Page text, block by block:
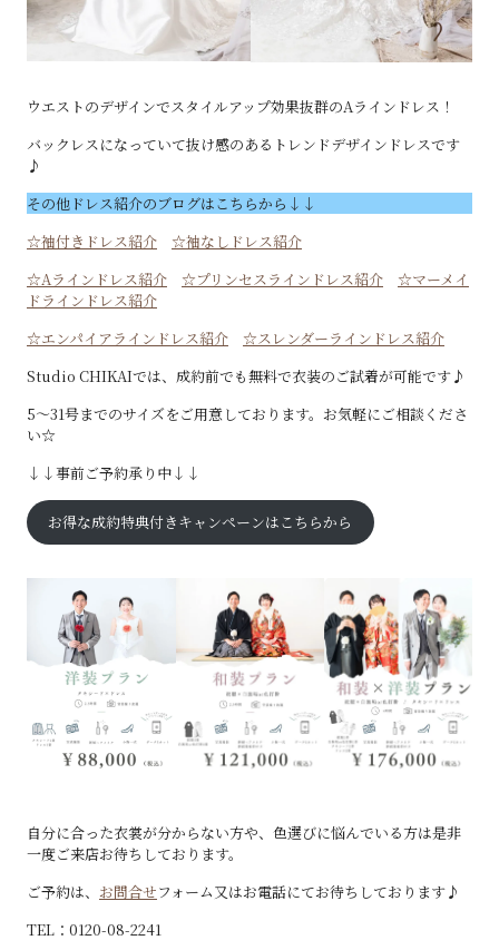
ウエストのデザインでスタイルアップ効果抜群のAラインドレス！
バックレスになっていて抜け感のあるトレンドデザインドレスです
♪
その他ドレス紹介のブログはこちらから↓↓
☆袖付きドレス紹介
☆袖なしドレス紹介
☆Aラインドレス紹介
☆プリンセスラインドレス紹介
☆マーメイ
ドラインドレス紹介
☆エンパイアラインドレス紹介
☆スレンダーラインドレス紹介
Studio CHIKAIでは、成約前でも無料で衣装のご試着が可能です♪
5～31号までのサイズをご用意しております。お気軽にご相談くださ
い☆
↓↓事前ご予約承り中↓↓
お得な成約特典付きキャンペーンはこちらから
自分に合った衣裳が分からない方や、色選びに悩んでいる方は是非
一度ご来店お待ちしております。
ご予約は、 お問合せフォーム又はお電話にてお待ちしております♪
TEL：0120-08-2241